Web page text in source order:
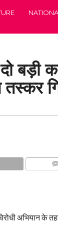
बड़ी
अभियान के